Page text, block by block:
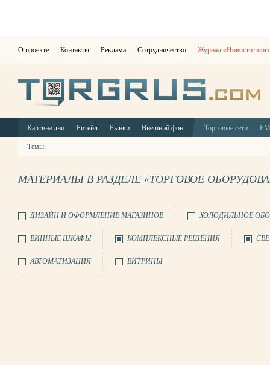
О проекте Контакты Реклама Сотрудничество Журнал «Новости
Картина дня Ритейл Рынки Внешний фон Торговые сети
Темы:
МАТЕРИАЛЫ В РАЗДЕЛЕ «ТОРГОВОЕ
ДИЗАЙН И ОФОРМЛЕНИЕ МАГАЗИНОВ ХОЛОДИЛЬНОЕ
ВИННЫЕ ШКАФЫ КОМПЛЕКСНЫЕ РЕШЕНИЯ
АВТОМАТИЗАЦИЯ ВИТРИНЫ